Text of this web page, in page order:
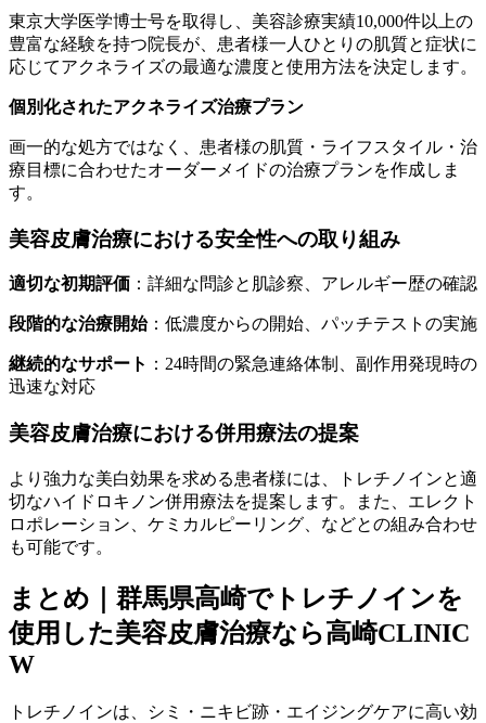
東京大学医学博士号を取得し、美容診療実績10,000件以上の
豊富な経験を持つ院長が、患者様一人ひとりの肌質と症状に
応じてアクネライズの最適な濃度と使用方法を決定します。
個別化されたアクネライズ治療プラン
画一的な処方ではなく、患者様の肌質・ライフスタイル・治
療目標に合わせたオーダーメイドの治療プランを作成しま
す。
美容皮膚治療における安全性への取り組み
適切な初期評価 ：詳細な問診と肌診察、アレルギー歴の確認
段階的な治療開始：低濃度からの開始、パッチテストの実施
継続的なサポート ：24時間の緊急連絡体制、副作用発現時の
迅速な対応
美容皮膚治療における併用療法の提案
より強力な美白効果を求める患者様には、トレチノインと適
切なハイドロキノン併用療法を提案します。また、エレクト
ロポレーション、ケミカルピーリング、などとの組み合わせ
も可能です。
まとめ｜群馬県高崎でトレチノインを
使用した美容皮膚治療なら高崎CLINIC
W
トレチノインは、シミ・ニキビ跡・エイジングケアに高い効